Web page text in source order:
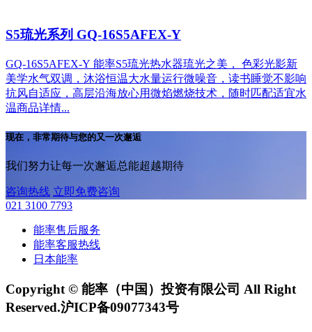
S5琉光系列 GQ-16S5AFEX-Y
GQ-16S5AFEX-Y 能率S5琉光热水器琉光之美， 色彩光影新
美学水气双调，沐浴恒温大水量运行微噪音，读书睡觉不影响
抗风自适应，高层沿海放心用微焰燃烧技术，随时匹配适宜水
温商品详情...
现在，非常期待与您的又一次邂逅
我们努力让每一次邂逅总能超越期待
咨询热线 立即免费咨询
021 3100 7793
能率售后服务
能率客服热线
日本能率
Copyright © 能率（中国）投资有限公司 All Right
Reserved.沪ICP备09077343号